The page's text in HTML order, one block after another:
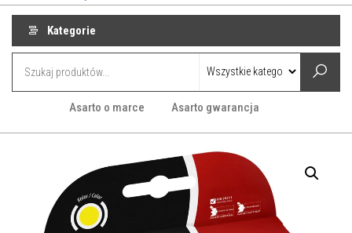
Kategorie
Asarto o marce Asarto gwarancja